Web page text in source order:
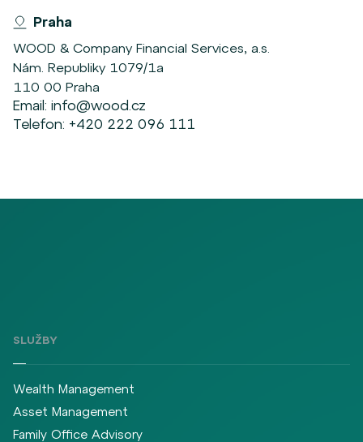
Praha
WOOD & Company Financial Services, a.s.
Nám. Republiky 1079/1a
110 00 Praha
Email: info@wood.cz
Telefon: +420 222 096 111
SLUŽBY
Wealth Management
Asset Management
Family Office Advisory